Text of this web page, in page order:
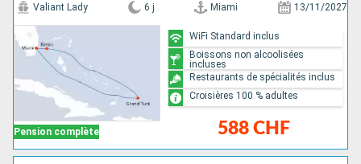
Pension complète
Valiant Lady 6 j Miami 13/11/2027
588 CHF
WiFi Standard inclus
Boissons non alcoolisées
incluses
Restaurants de spécialités inclus
Croisières 100 % adultes